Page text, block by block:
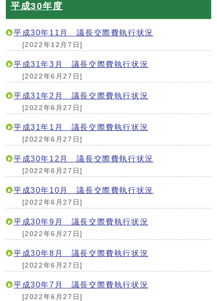
平成30年度
平成30年11月 議長交際費執行状況
[2022年12月7日]
平成31年3月 議長交際費執行状況
[2022年6月27日]
平成31年2月 議長交際費執行状況
[2022年6月27日]
平成31年1月 議長交際費執行状況
[2022年6月27日]
平成30年12月 議長交際費執行状況
[2022年6月27日]
平成30年10月 議長交際費執行状況
[2022年6月27日]
平成30年9月 議長交際費執行状況
[2022年6月27日]
平成30年8月 議長交際費執行状況
[2022年6月27日]
平成30年7月 議長交際費執行状況
[2022年6月27日]